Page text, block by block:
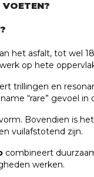
het asfalt, tot wel
op hete
trillingen en
“rare” gevoel in
Bovendien is
vuilafstotend zijn.
combineert
werken.